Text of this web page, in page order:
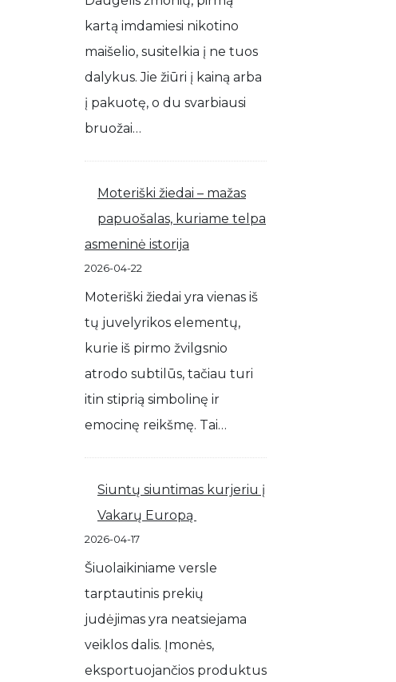
kartą imdamiesi nikotino
maišelio, susitelkia į ne tuos
dalykus. Jie žiūri į kainą arba
į pakuotę, o du svarbiausi
bruožai…
Moteriški žiedai – mažas
papuošalas, kuriame telpa
asmeninė istorija
2026-04-22
Moteriški žiedai yra vienas iš
tų juvelyrikos elementų,
kurie iš pirmo žvilgsnio
atrodo subtilūs, tačiau turi
itin stiprią simbolinę ir
emocinę reikšmę. Tai…
Siuntų siuntimas kurjeriu į
Vakarų Europą
2026-04-17
Šiuolaikiniame versle
tarptautinis prekių
judėjimas yra neatsiejama
veiklos dalis. Įmonės,
eksportuojančios produktus